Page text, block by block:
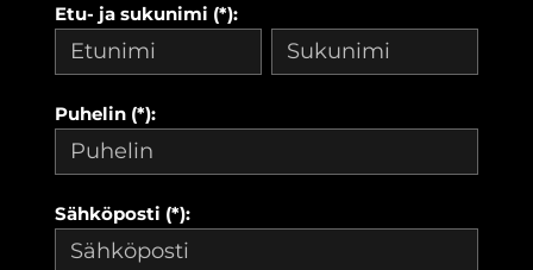
Etu- ja sukunimi (*):
Puhelin (*):
Sähköposti (*):